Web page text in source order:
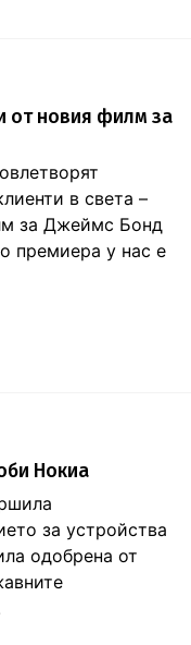
от новия филм за
в света –
за Джеймс Бонд
премиера у нас е
Нокиа
за устройства
одобрена от